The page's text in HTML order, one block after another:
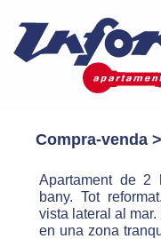
Compra-venda >
Apartament de 2
bany. Tot
vista lateral al
en una zona